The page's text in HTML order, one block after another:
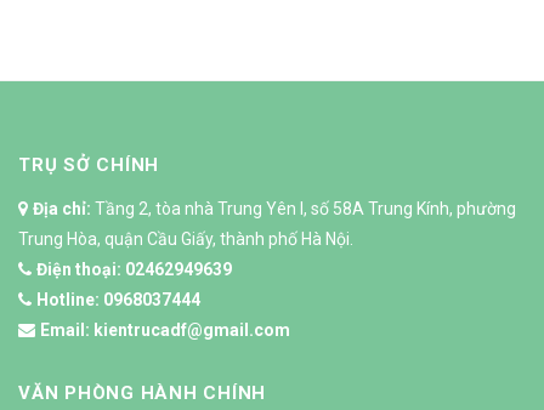
TRỤ SỞ CHÍNH
Địa chỉ: Tầng 2, tòa nhà Trung Yên I, số 58A Trung Kính, phường
Trung Hòa, quận Cầu Giấy, thành phố Hà Nội.
Điện thoại: 02462949639
Hotline: 0968037444
Email: kientrucadf@gmail.com
VĂN PHÒNG HÀNH CHÍNH